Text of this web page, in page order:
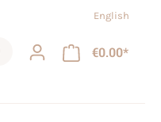
English
€0.00*